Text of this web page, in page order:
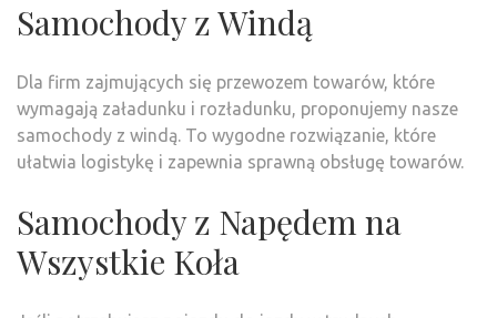
Samochody z Windą
Dla firm zajmujących się przewozem towarów, które
wymagają załadunku i rozładunku, proponujemy nasze
samochody z windą. To wygodne rozwiązanie, które
ułatwia logistykę i zapewnia sprawną obsługę towarów.
Samochody z Napędem na
Wszystkie Koła